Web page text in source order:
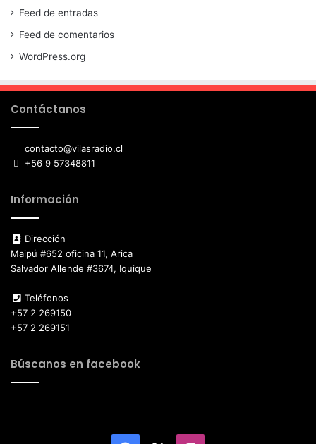
Feed de entradas
Feed de comentarios
WordPress.org
Contáctanos
contacto@vilasradio.cl
+56 9 57348811
Información
Dirección
Maipú #652 oficina 11, Arica
Salvador Allende #3674, Iquique
Teléfonos
+57 2 269150
+57 2 269151
Búscanos en facebook